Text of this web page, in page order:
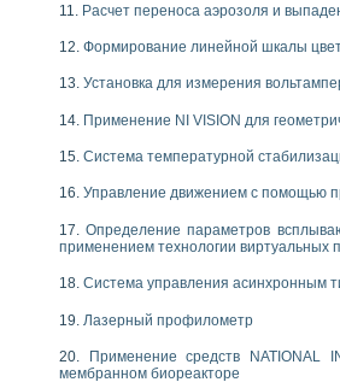
Расчет переноса аэрозоля и
Формирование линейной шкалы
Установка для измерения
Применение NI VISION для
Система температурной
Управление движением с помощью
Определение параметров
применением технологии виртуальных
Система управления асинхронным
Лазерный профилометр
Применение средств NATIONAL
мембранном биореакторе